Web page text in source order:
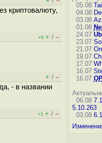
криптовалюту,
+5 + / –
+ / –
- в названии
+1 + / –
05.08
04.08
03.08
01.08
24.07
23.07
21.07
19.07
17.07
16.07
16.07
06.08
5.10.263
03.08